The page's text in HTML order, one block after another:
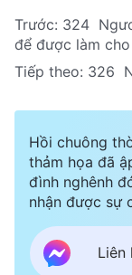
Trước: 324
để được làm
Tiếp theo: 326
Hồi chuông
thảm họa đã
đình nghênh
nhận được sự
Liên